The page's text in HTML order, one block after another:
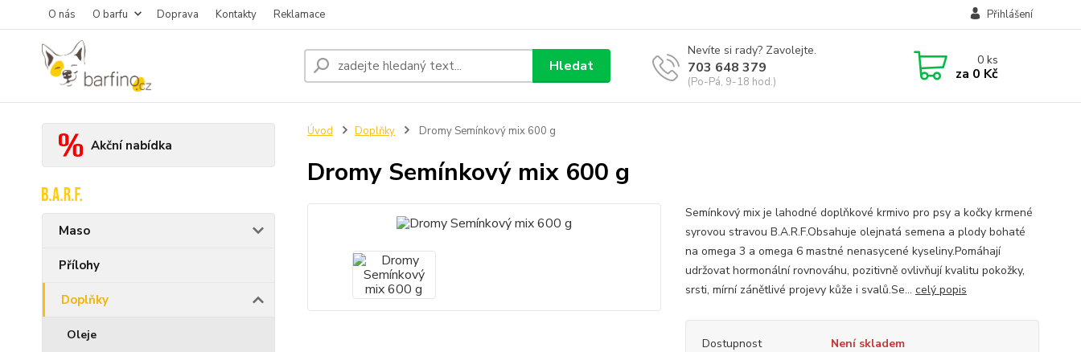
O nás O barfu Doprava Kontakty Reklamace Přihlášení
Hledat
Nevíte si rady? Zavolejte.
703 648 379
(Po-Pá, 9-18 hod.)
0ks
za 0 Kč
Akční nabídka
Maso
Přílohy
Doplňky
Oleje
Úvod Doplňky Dromy Semínkový mix 600 g
Dromy Semínkový mix 600 g
Semínkový mix je lahodné doplňkové krmivo pro psy a kočky krmené
syrovou stravou B.A.R.F.Obsahuje olejnatá semena a plody bohaté
na omega 3 a omega 6 mastné nenasycené kyseliny.Pomáhají
udržovat hormonální rovnováhu, pozitivně ovlivňují kvalitu pokožky,
srsti, mírní zánětlivé projevy kůže i svalů.Se... celý popis
Dostupnost Není skladem